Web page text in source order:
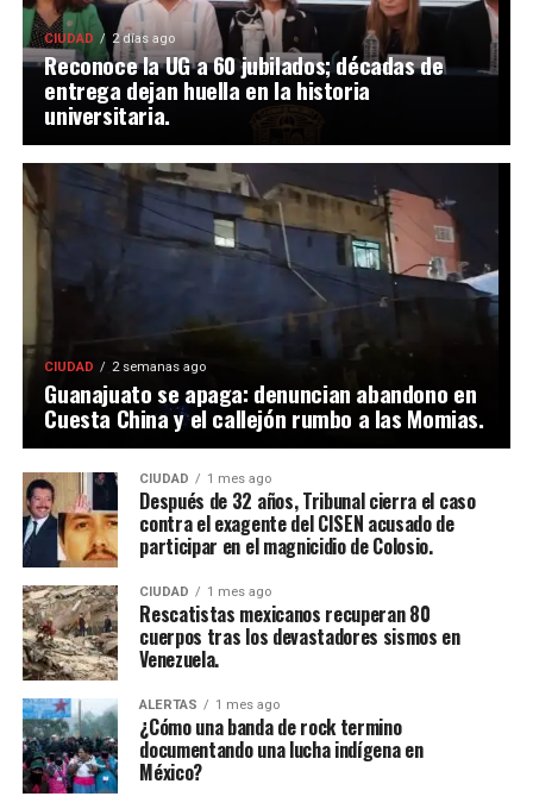
CIUDAD 2 días ago
Reconoce la UG a 60 jubilados; décadas de
entrega dejan huella en la historia
universitaria.
CIUDAD 2 semanas ago
Guanajuato se apaga: denuncian abandono en
Cuesta China y el callejón rumbo a las Momias.
CIUDAD 1 mes ago
Después de 32 años, Tribunal cierra el caso
contra el exagente del CISEN acusado de
participar en el magnicidio de Colosio.
CIUDAD 1 mes ago
Rescatistas mexicanos recuperan 80
cuerpos tras los devastadores sismos en
Venezuela.
ALERTAS 1 mes ago
¿Cómo una banda de rock termino
documentando una lucha indígena en
México?